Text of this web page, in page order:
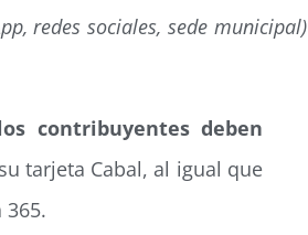
redes sociales, sede municipal)
contribuyentes deben
tarjeta Cabal, al igual que
365.